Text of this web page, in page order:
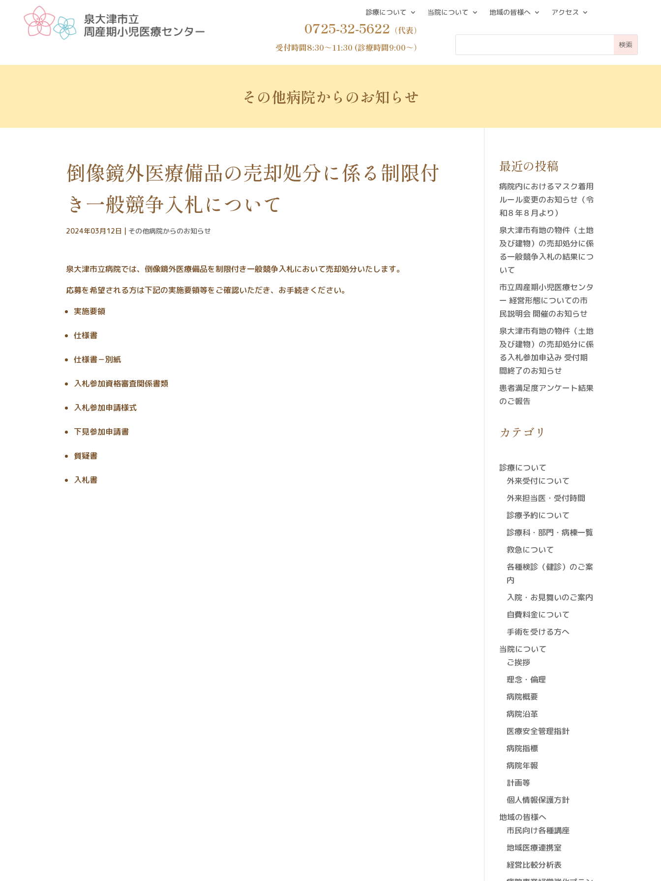
診療について 当院について 地域の皆様へ アクセス
0725-32-5622 （代表）
受付時間8:30～11:30 (診療時間9:00～）
その他病院からのお知らせ
倒像鏡外医療備品の売却処分に係る制限付
き一般競争入札について
2024年03月12日 | その他病院からのお知らせ
泉大津市立病院では、倒像鏡外医療備品を制限付き一般競争入札において売却処分いたします。
応募を希望される方は下記の実施要領等をご確認いただき、お手続きください。
実施要領
仕様書
仕様書－別紙
入札参加資格審査関係書類
入札参加申請様式
下見参加申請書
質疑書
入札書
最近の投稿
病院内におけるマスク着用
ルール変更のお知らせ（令
和８年８月より）
泉大津市有地の物件（土地
及び建物）の売却処分に係
る一般競争入札の結果につ
いて
市立周産期小児医療センタ
ー 経営形態についての市
民説明会 開催のお知らせ
泉大津市有地の物件（土地
及び建物）の売却処分に係
る入札参加申込み 受付期
間終了のお知らせ
患者満足度アンケート結果
のご報告
カテゴリ
診療について
外来受付について
外来担当医・受付時間
診療予約について
診療科・部門・病棟一覧
救急について
各種検診（健診）のご案
内
入院・お見舞いのご案内
自費料金について
手術を受ける方へ
当院について
ご挨拶
理念・倫理
病院概要
病院沿革
医療安全管理指針
病院指標
病院年報
計画等
個人情報保護方針
地域の皆様へ
市民向け各種講座
地域医療連携室
経営比較分析表